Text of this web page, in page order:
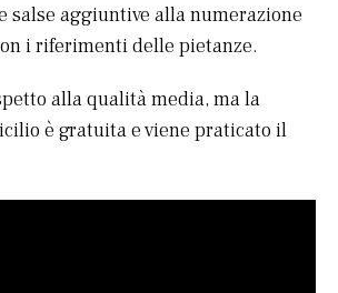
salse aggiuntive alla numerazione
i riferimenti delle pietanze.
alla qualità media, ma la
è gratuita e viene praticato il